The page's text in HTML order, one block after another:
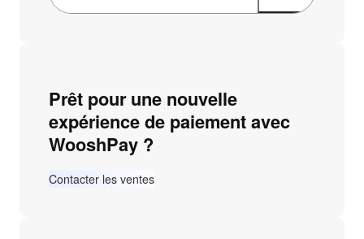
Prêt pour une nouvelle
expérience de paiement avec
WooshPay ?
Contacter les ventes